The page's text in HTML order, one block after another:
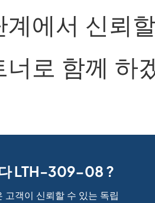
계에서 신뢰
너로 함께 하
LTH-309-08 ?
고객이 신뢰할 수 있는 독립